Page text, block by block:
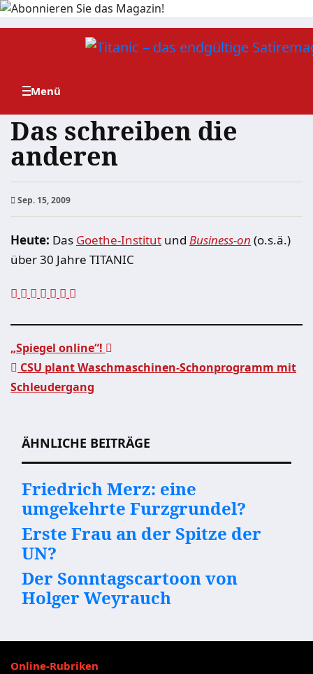
Zum
Das schreiben die
anderen
Sep. 15, 2009
Heute: Das Goethe-Institut und Business-on (o.s.ä.)
über 30 Jahre TITANIC
Beitragsnavigation
„Spiegel online“!
CSU plant Waschmaschinen-Schonprogramm mit
Schleudergang
ÄHNLICHE BEITRÄGE
Friedrich Merz: eine
umgekehrte Furzgrundel?
Erste Frau an der Spitze der
UN?
Der Sonntagscartoon von
Holger Weyrauch
Online-Rubriken